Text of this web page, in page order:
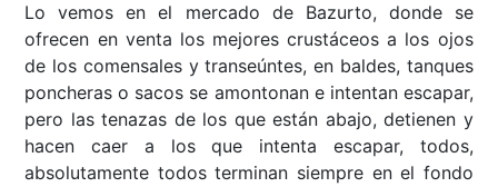
Lo vemos en el mercado de Bazurto, donde se
ofrecen en venta los mejores crustáceos a los ojos
de los comensales y transeúntes, en baldes, tanques
poncheras o sacos se amontonan e intentan escapar,
pero las tenazas de los que están abajo, detienen y
hacen caer a los que intenta escapar, todos,
absolutamente todos terminan siempre en el fondo